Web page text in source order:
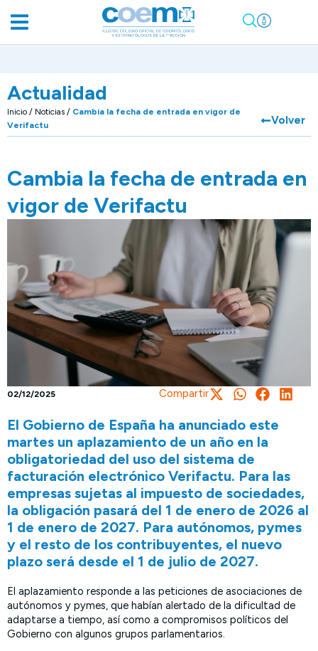
Actualidad
Inicio / Noticias / Cambia la fecha de entrada en vigor de
Verifactu
Volver
Cambia la fecha de entrada en
vigor de Verifactu
02/12/2025 Compartir
El Gobierno de España ha anunciado este
martes un aplazamiento de un año en la
obligatoriedad del uso del sistema de
facturación electrónico Verifactu. Para las
empresas sujetas al impuesto de sociedades,
la obligación pasará del 1 de enero de 2026 al
1 de enero de 2027. Para autónomos, pymes
y el resto de los contribuyentes, el nuevo
plazo será desde el 1 de julio de 2027.
El aplazamiento responde a las peticiones de asociaciones de
autónomos y pymes, que habían alertado de la dificultad de
adaptarse a tiempo, así como a compromisos políticos del
Gobierno con algunos grupos parlamentarios.